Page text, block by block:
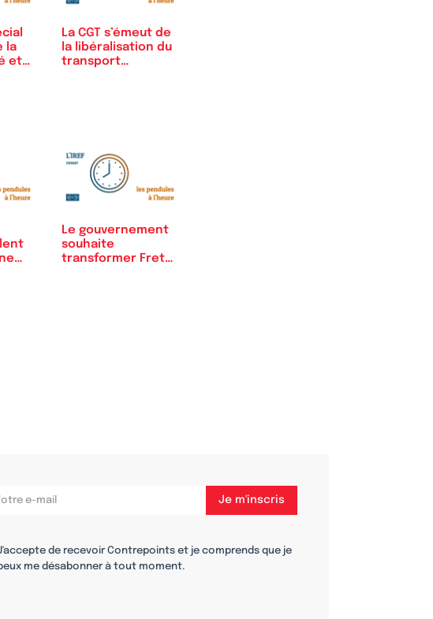
la
et…
La CGT s’émeut de
la libéralisation du
transport
Le gouvernement
souhaite
transformer Fret
de recevoir Contrepoints et je comprends que je
me désabonner à tout moment.